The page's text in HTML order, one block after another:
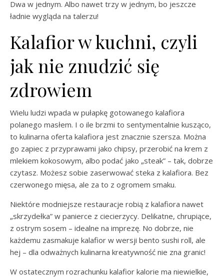
Dwa w jednym. Albo nawet trzy w jednym, bo jeszcze
ładnie wygląda na talerzu!
Kalafior w kuchni, czyli
jak nie znudzić się
zdrowiem
Wielu ludzi wpada w pułapkę gotowanego kalafiora
polanego masłem. I o ile brzmi to sentymentalnie kusząco,
to kulinarna oferta kalafiora jest znacznie szersza. Można
go zapiec z przyprawami jako chipsy, przerobić na krem z
mlekiem kokosowym, albo podać jako „steak” – tak, dobrze
czytasz. Możesz sobie zaserwować steka z kalafiora. Bez
czerwonego mięsa, ale za to z ogromem smaku.
Niektóre modniejsze restauracje robią z kalafiora nawet
„skrzydełka” w panierce z ciecierzycy. Delikatne, chrupiące,
z ostrym sosem – idealne na imprezę. No dobrze, nie
każdemu zasmakuje kalafior w wersji bento sushi roll, ale
hej – dla odważnych kulinarna kreatywność nie zna granic!
W ostatecznym rozrachunku kalafior kalorie ma niewielkie,